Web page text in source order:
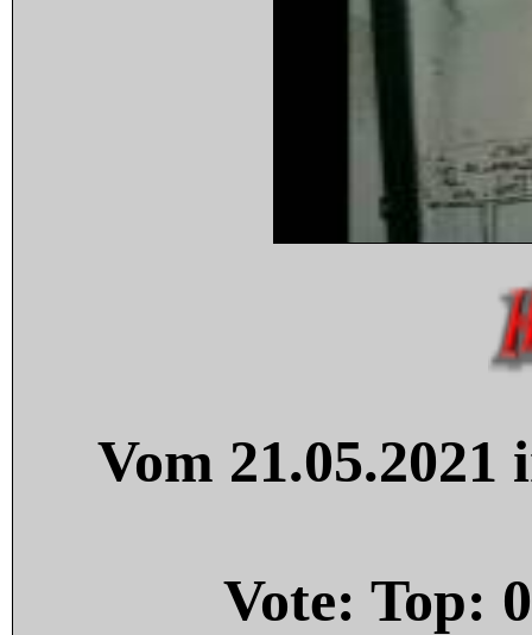
Vom
Vote: Top: 0